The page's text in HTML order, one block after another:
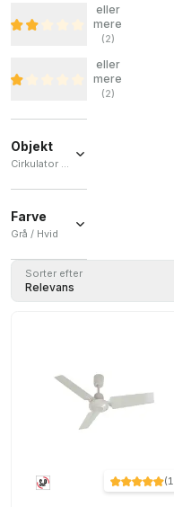
eller
mere
(2)
eller
mere
(2)
Objekt
Cirkulator / Loft ventilator
Loft
(1)
Farve
Grå / Hvid
Hvid (1)
Sorter efter
Relevans
(1